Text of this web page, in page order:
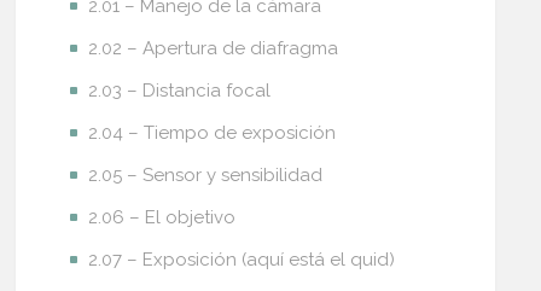
2.01 – Manejo de la cámara
2.02 – Apertura de diafragma
2.03 – Distancia focal
2.04 – Tiempo de exposición
2.05 – Sensor y sensibilidad
2.06 – El objetivo
2.07 – Exposición (aquí está el quid)